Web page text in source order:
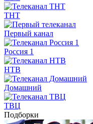
ТНТ
Первый канал
Россия 1
НТВ
Домашний
ТВЦ
Подборки